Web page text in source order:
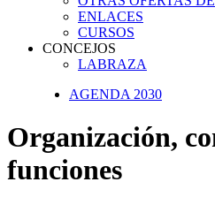
ENLACES
CURSOS
CONCEJOS
LABRAZA
AGENDA 2030
Organización,
funciones